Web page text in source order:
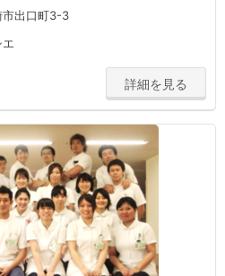
市出口町3-3
詳細を見る